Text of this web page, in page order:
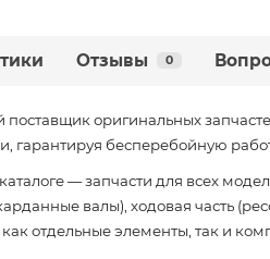
Отзывы 0
оригинальных
бесперебойную
— запчасти для всех
валы), ходовая часть
отдельные элементы, так и